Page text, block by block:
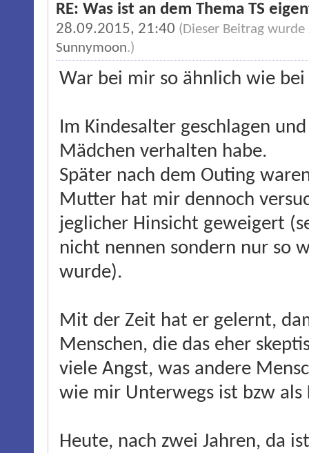
RE: Was ist an dem Thema TS
28.09.2015, 21:40 (Dieser Beitrag
Sunnymoon.)
War bei mir so ähnlich wie bei
Im Kindesalter geschlagen
Mädchen verhalten habe.
Später nach dem Outing
Mutter hat mir dennoch
jeglicher Hinsicht geweigert
nicht nennen sondern nur so
wurde).
Mit der Zeit hat er gelernt,
Menschen, die das eher
viele Angst, was andere
wie mir Unterwegs ist bzw als
Heute, nach zwei Jahren, da